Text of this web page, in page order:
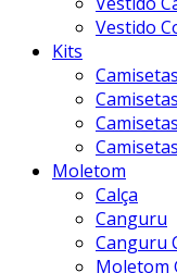
Vestido
Kits
Camisetas
Moletom
Calça
Canguru
Canguru
Moletom